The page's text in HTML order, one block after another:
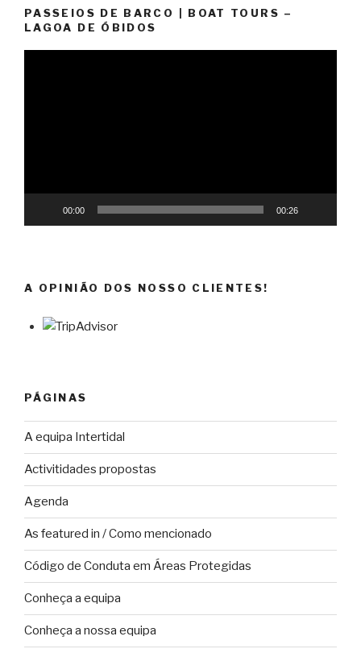
PASSEIOS DE BARCO | BOAT TOURS –
LAGOA DE ÓBIDOS
00:00 00:26
A OPINIÃO DOS NOSSO CLIENTES!
PÁGINAS
A equipa Intertidal
Activitidades propostas
Agenda
As featured in / Como mencionado
Código de Conduta em Áreas Protegidas
Conheça a equipa
Conheça a nossa equipa